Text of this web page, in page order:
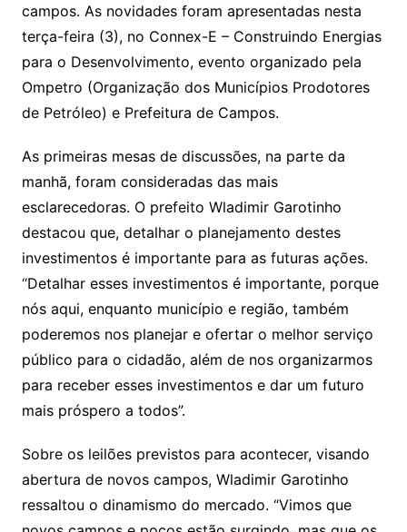
campos. As novidades foram apresentadas nesta
terça-feira (3), no Connex-E – Construindo Energias
para o Desenvolvimento, evento organizado pela
Ompetro (Organização dos Municípios Prodotores
de Petróleo) e Prefeitura de Campos.
As primeiras mesas de discussões, na parte da
manhã, foram consideradas das mais
esclarecedoras. O prefeito Wladimir Garotinho
destacou que, detalhar o planejamento destes
investimentos é importante para as futuras ações.
“Detalhar esses investimentos é importante, porque
nós aqui, enquanto município e região, também
poderemos nos planejar e ofertar o melhor serviço
público para o cidadão, além de nos organizarmos
para receber esses investimentos e dar um futuro
mais próspero a todos”.
Sobre os leilões previstos para acontecer, visando
abertura de novos campos, Wladimir Garotinho
ressaltou o dinamismo do mercado. “Vimos que